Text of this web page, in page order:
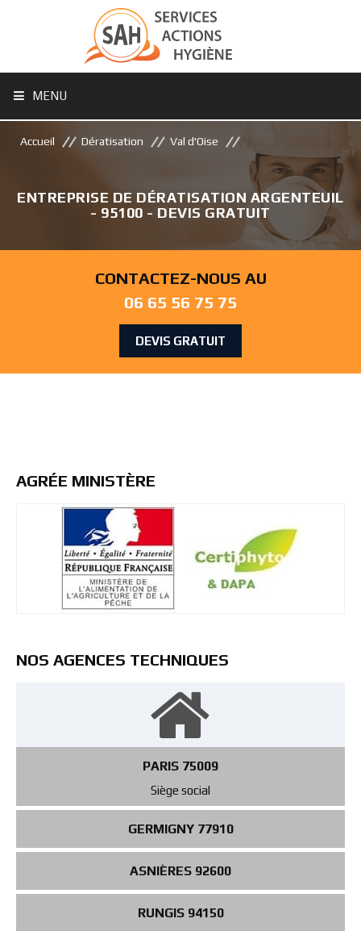
MENU
Accueil Dératisation Val d'Oise
ENTREPRISE DE DÉRATISATION ARGENTEUIL
- 95100 - DEVIS GRATUIT
CONTACTEZ-NOUS AU
06 65 56 75 75
DEVIS GRATUIT
AGRÉE MINISTÈRE
NOS AGENCES TECHNIQUES
PARIS 75009
Siège social
GERMIGNY 77910
ASNIÈRES 92600
RUNGIS 94150